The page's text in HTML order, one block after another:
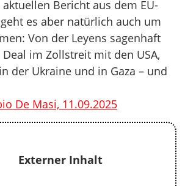
Bericht aus dem EU-
es aber natürlich auch um
Von der Leyens sagenhaft
im Zollstreit mit den USA,
der Ukraine und in Gaza – und
De Masi, 11.09.2025
Externer Inhalt